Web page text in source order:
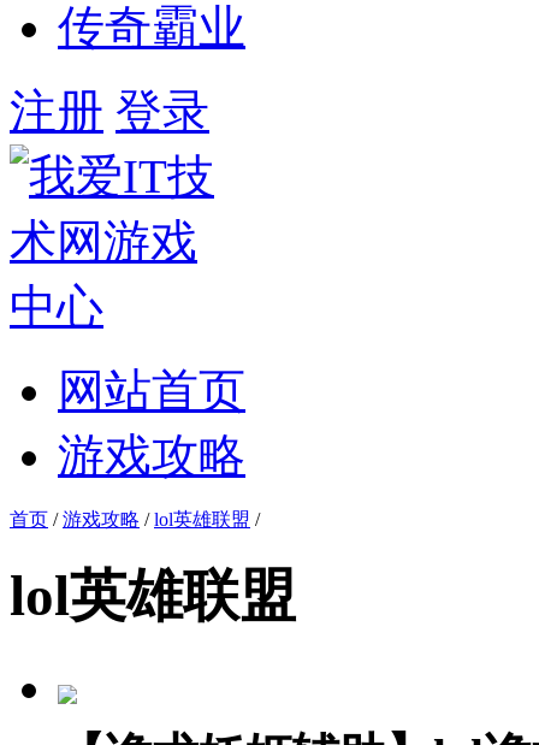
传奇霸业
注册 登录
网站首页
游戏攻略
首页 /游戏攻略 /lol英雄联盟 /
lol英雄联盟